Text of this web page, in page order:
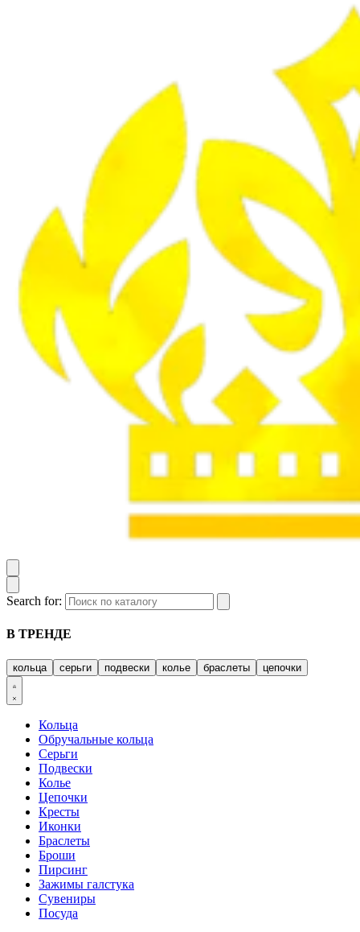
Search for:
В ТРЕНДЕ
кольца серьги подвески колье браслеты цепочки
Кольца
Обручальные кольца
Серьги
Подвески
Колье
Цепочки
Кресты
Иконки
Браслеты
Броши
Пирсинг
Зажимы галстука
Сувениры
Посуда